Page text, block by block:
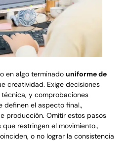
en algo terminado uniforme de
creatividad. Exige decisiones
y comprobaciones
definen el aspecto final.,
producción. Omitir estos pasos
restringen el movimiento.,
o no lograr la consistencia